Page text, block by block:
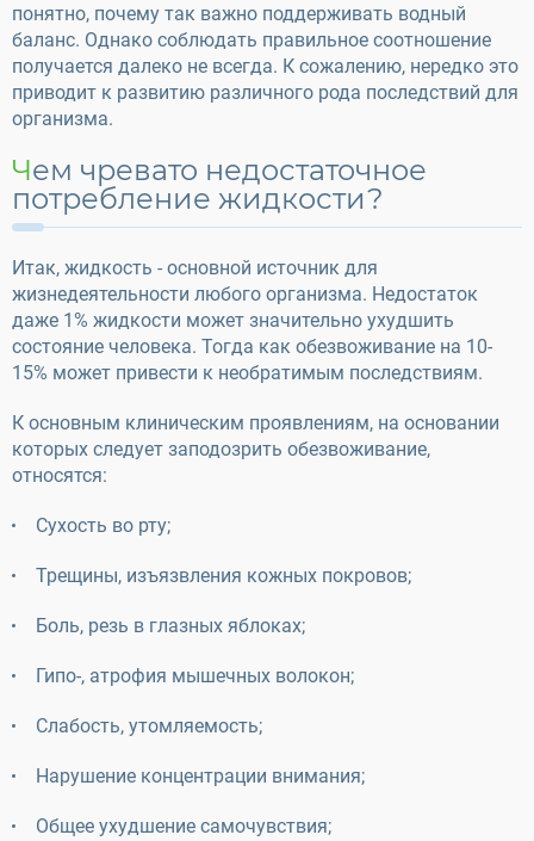
понятно, почему так важно поддерживать водный
баланс. Однако соблюдать правильное соотношение
получается далеко не всегда. К сожалению, нередко это
приводит к развитию различного рода последствий для
организма.
Чем чревато недостаточное
потребление жидкости?
Итак, жидкость - основной источник для
жизнедеятельности любого организма. Недостаток
даже 1% жидкости может значительно ухудшить
состояние человека. Тогда как обезвоживание на 10-
15% может привести к необратимым последствиям.
К основным клиническим проявлениям, на основании
которых следует заподозрить обезвоживание,
относятся:
Сухость во рту;
Трещины, изъязвления кожных покровов;
Боль, резь в глазных яблоках;
Гипо-, атрофия мышечных волокон;
Слабость, утомляемость;
Нарушение концентрации внимания;
Общее ухудшение самочувствия;